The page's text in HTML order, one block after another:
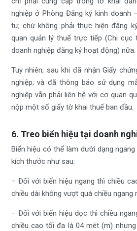
nghiệp ở Phòng Đăng ký kinh doanh
tư; chứ không phải thực hiện đăng
quan quản lý thuế trực tiếp (Chi cục
doanh nghiệp đăng ký hoạt động) nữa.
Tuy nhiên, sau khi đã nhận Giấy
nghiệp; và đã thông báo sử dụng
nghiệp vẫn phải liên hệ với cơ quan
nộp một số giấy tờ khai thuế ban đầu.
6. Treo biển hiệu tại doanh
Biển hiệu có thể làm dưới dạng
kích thước như sau:
– Đối với biển hiệu ngang thì chiều
chiều dài không vượt quá chiều ngang
– Đối với biển hiệu dọc thì chiều
chiều cao tối đa là 04 mét (m)